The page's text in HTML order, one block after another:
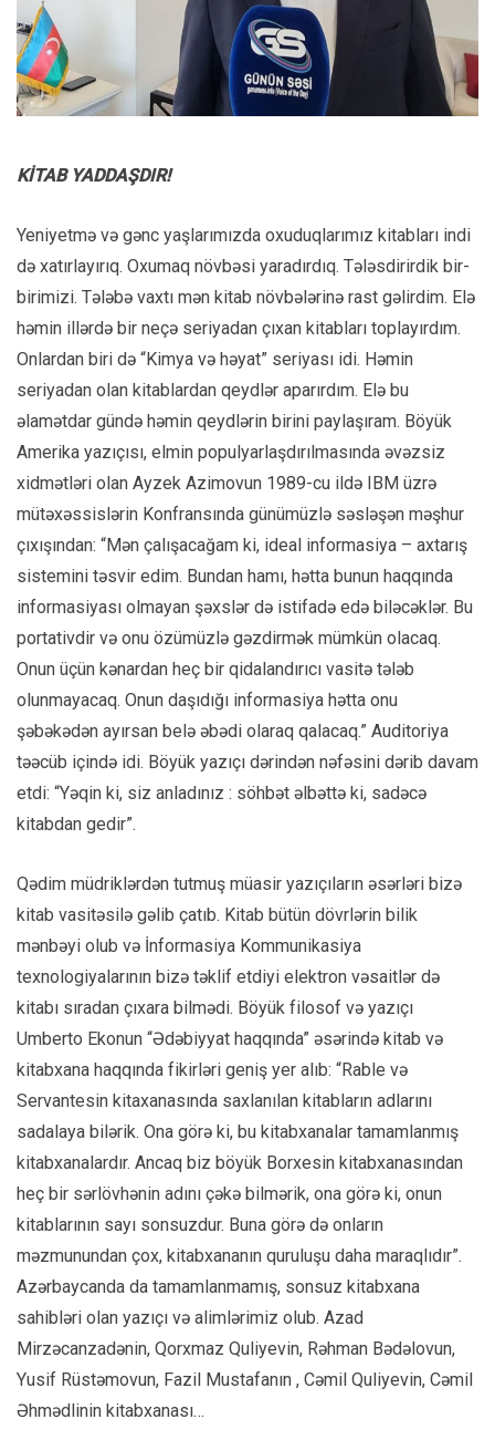
KİTAB YADDAŞDIR!
Yeniyetmə və gənc yaşlarımızda oxuduqlarımız kitabları indi
də xatırlayırıq. Oxumaq növbəsi yaradırdıq. Tələsdirirdik bir-
birimizi. Tələbə vaxtı mən kitab növbələrinə rast gəlirdim. Elə
həmin illərdə bir neçə seriyadan çıxan kitabları toplayırdım.
Onlardan biri də “Kimya və həyat” seriyası idi. Həmin
seriyadan olan kitablardan qeydlər aparırdım. Elə bu
əlamətdar gündə həmin qeydlərin birini paylaşıram. Böyük
Amerika yazıçısı, elmin populyarlaşdırılmasında əvəzsiz
xidmətləri olan Ayzek Azimovun 1989-cu ildə IBM üzrə
mütəxəssislərin Konfransında günümüzlə səsləşən məşhur
çıxışından: “Mən çalışacağam ki, ideal informasiya – axtarış
sistemini təsvir edim. Bundan hamı, hətta bunun haqqında
informasiyası olmayan şəxslər də istifadə edə biləcəklər. Bu
portativdir və onu özümüzlə gəzdirmək mümkün olacaq.
Onun üçün kənardan heç bir qidalandırıcı vasitə tələb
olunmayacaq. Onun daşıdığı informasiya hətta onu
şəbəkədən ayırsan belə əbədi olaraq qalacaq.” Auditoriya
təəcüb içində idi. Böyük yazıçı dərindən nəfəsini dərib davam
etdi: “Yəqin ki, siz anladınız : söhbət əlbəttə ki, sadəcə
kitabdan gedir”.
Qədim müdriklərdən tutmuş müasir yazıçıların əsərləri bizə
kitab vasitəsilə gəlib çatıb. Kitab bütün dövrlərin bilik
mənbəyi olub və İnformasiya Kommunikasiya
texnologiyalarının bizə təklif etdiyi elektron vəsaitlər də
kitabı sıradan çıxara bilmədi. Böyük filosof və yazıçı
Umberto Ekonun “Ədəbiyyat haqqında” əsərində kitab və
kitabxana haqqında fikirləri geniş yer alıb: “Rable və
Servantesin kitaxanasında saxlanılan kitabların adlarını
sadalaya bilərik. Ona görə ki, bu kitabxanalar tamamlanmış
kitabxanalardır. Ancaq biz böyük Borxesin kitabxanasından
heç bir sərlövhənin adını çəkə bilmərik, ona görə ki, onun
kitablarının sayı sonsuzdur. Buna görə də onların
məzmunundan çox, kitabxananın quruluşu daha maraqlıdır”.
Azərbaycanda da tamamlanmamış, sonsuz kitabxana
sahibləri olan yazıçı və alimlərimiz olub. Azad
Mirzəcanzadənin, Qorxmaz Quliyevin, Rəhman Bədəlovun,
Yusif Rüstəmovun, Fazil Mustafanın , Cəmil Quliyevin, Cəmil
Əhmədlinin kitabxanası…